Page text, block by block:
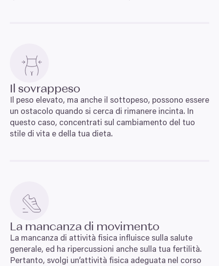
Il sovrappeso
Il peso elevato, ma anche il sottopeso, possono essere
un ostacolo quando si cerca di rimanere incinta. In
questo caso, concentrati sul cambiamento del tuo
stile di vita e della tua dieta.
La mancanza di movimento
La mancanza di attività fisica influisce sulla salute
generale, ed ha ripercussioni anche sulla tua fertilità.
Pertanto, svolgi un’attività fisica adeguata nel corso